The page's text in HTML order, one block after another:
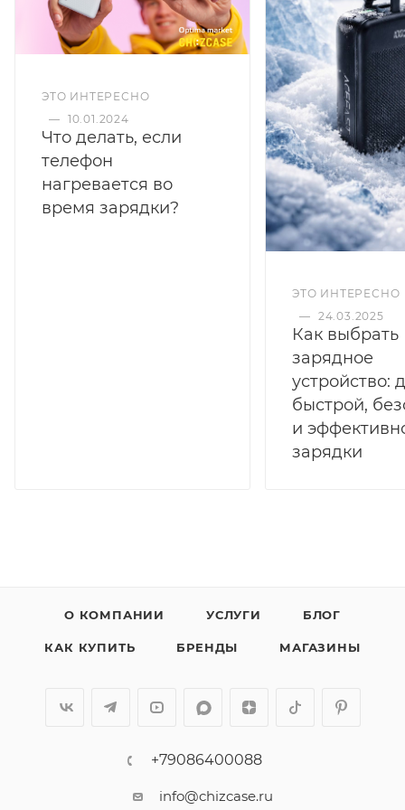
A90 — это надежный и эффективный аксессуар для
современных пользователей, ценящих скорость и
качество зарядки.
ЭТО ИНТЕРЕСНО
— 10.01.2024
Что делать, если
телефон
нагревается во
время зарядки?
ЭТО ИНТЕРЕСНО
— 24.03.2025
Как выбрать
зарядное
устройство:
быстрой,
и
зарядки
О КОМПАНИИ УСЛУГИ БЛОГ
КАК КУПИТЬ БРЕНДЫ МАГАЗИНЫ
+79086400088
info@chizcase.ru